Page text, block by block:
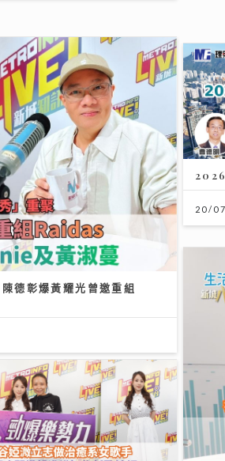
沿
粉驗出一級致癌物甲醛！專家
米粉秘訣與 2 招自救去毒法
2026
區及樂齡科技
AXA
援
31/